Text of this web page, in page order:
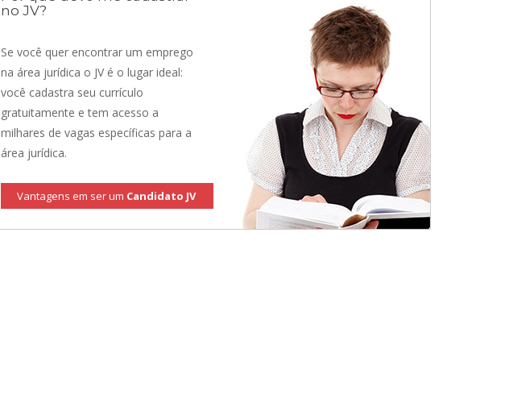
no JV?
Se você quer encontrar um emprego
na área jurídica o JV é o lugar ideal:
você cadastra seu currículo
gratuitamente e tem acesso a
milhares de vagas específicas para a
área jurídica.
Vantagens em ser um Candidato JV